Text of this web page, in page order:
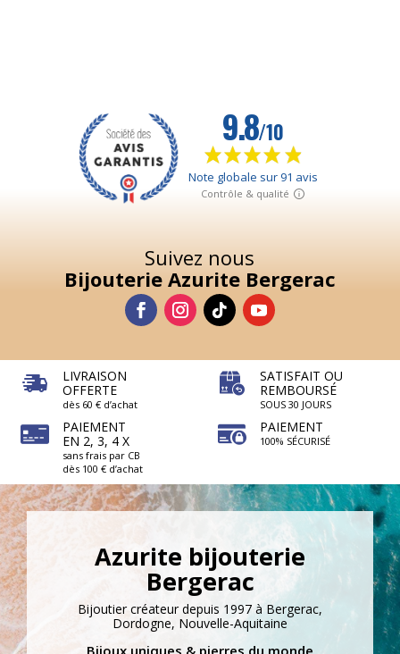
Suivez nous
Bijouterie Azurite Bergerac
LIVRAISON
OFFERTE
dès 60 € d’achat
PAIEMENT
EN 2, 3, 4 X
sans frais par CB
dès 100 € d’achat
SATISFAIT OU
REMBOURSÉ
SOUS 30 JOURS
PAIEMENT
100% SÉCURISÉ
Azurite bijouterie
Bergerac
Bijoutier créateur depuis 1997 à Bergerac,
Dordogne, Nouvelle-Aquitaine
Bijoux uniques & pierres du monde